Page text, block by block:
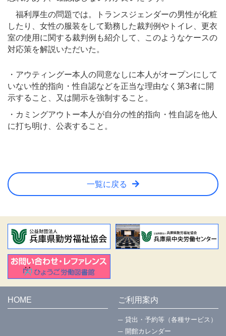
福利厚生の問題では。トランスジェンダーの男性が化粧
したり、女性の服装をして勤務した裁判例やトイレ、更衣
室の使用に関する裁判例も紹介して、このようなケースの
対応策を解説いただいた。
・アウティングー本人の同意なしに本人がオープンにして
いない性的指向・性自認などを正当な理由なく第3者に開
示すること、又は開示を強制すること。
・カミングアウトー本人が自分の性的指向・性自認を他人
に打ち明け、公表すること。
一覧に戻る
HOME ご利用案内
貸出・予約等（各種サービス）
開館カレンダー